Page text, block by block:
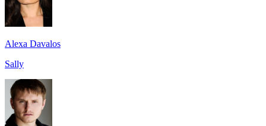
Alexa Davalos
Sally